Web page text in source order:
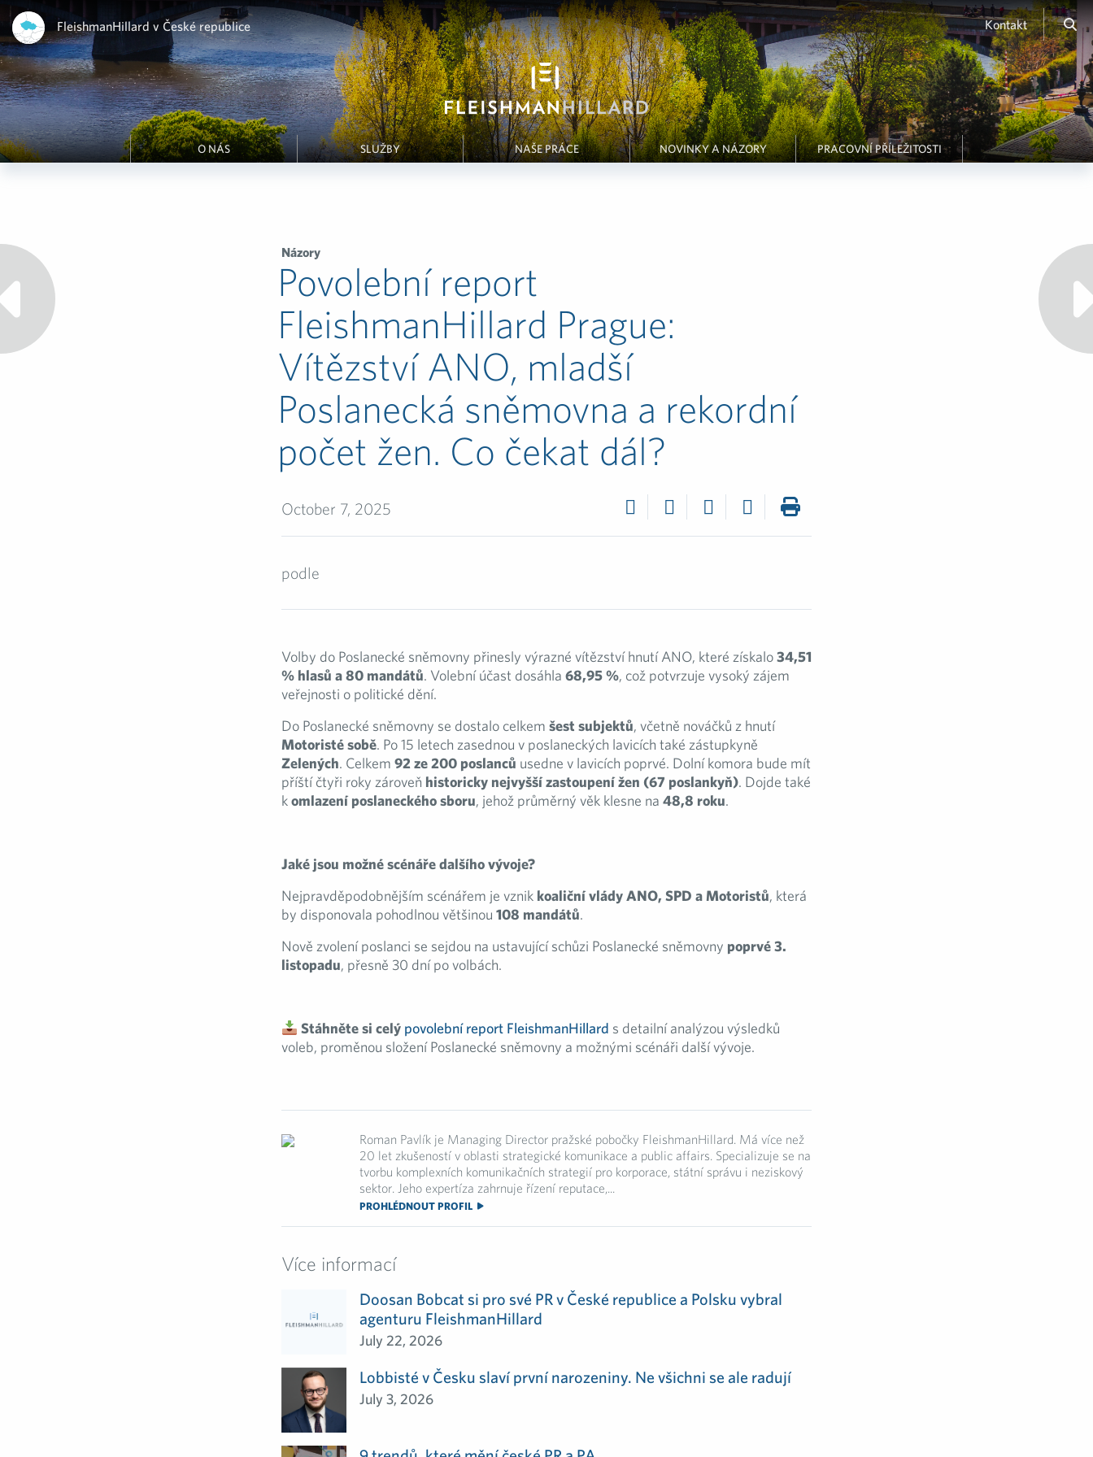
FleishmanHillard v České republice Kontakt
O NÁS SLUŽBY NAŠE PRÁCE NOVINKY A NÁZORY PRACOVNÍ PŘÍLEŽITOSTI
Názory
Povolební report
FleishmanHillard Prague:
Vítězství ANO, mladší
Poslanecká sněmovna a rekordní
počet žen. Co čekat dál?
October 7, 2025
podle
Volby do Poslanecké sněmovny přinesly výrazné vítězství hnutí ANO, které získalo34,51
% hlasů a 80 mandátů. Volební účast dosáhla 68,95 %, což potvrzuje vysoký zájem
veřejnosti o politické dění.
Do Poslanecké sněmovny se dostalo celkem šest subjektů, včetně nováčků z hnutí
Motoristé sobě. Po 15 letech zasednou v poslaneckých lavicích také zástupkyně
Zelených. Celkem 92 ze 200 poslanců usedne v lavicích poprvé. Dolní komora bude mít
příští čtyři roky zároveň historicky nejvyšší zastoupení žen (67 poslankyň). Dojde také
komlazení poslaneckého sboru, jehož průměrný věk klesne na 48,8 roku.
Jaké jsou možné scénáře dalšího vývoje?
Nejpravděpodobnějším scénářem je vznik koaliční vlády ANO, SPD a Motoristů, která
by disponovala pohodlnou většinou 108 mandátů.
Nově zvolení poslanci se sejdou na ustavující schůzi Poslanecké sněmovny poprvé 3.
listopadu, přesně 30 dní po volbách.
Stáhněte si celý povolební report FleishmanHillard s detailní analýzou výsledků
voleb, proměnou složení Poslanecké sněmovny a možnými scénáři další vývoje.
Roman Pavlík je Managing Director pražské pobočky FleishmanHillard. Má více než
20 let zkušeností v oblasti strategické komunikace a public affairs. Specializuje se na
tvorbu komplexních komunikačních strategií pro korporace, státní správu i neziskový
sektor. Jeho expertíza zahrnuje řízení reputace,...
PROHLÉDNOUT PROFIL
Více informací
Doosan Bobcat si pro své PR v České republice a Polsku vybral
agenturu FleishmanHillard
July 22, 2026
Lobbisté v Česku slaví první narozeniny. Ne všichni se ale radují
July 3, 2026